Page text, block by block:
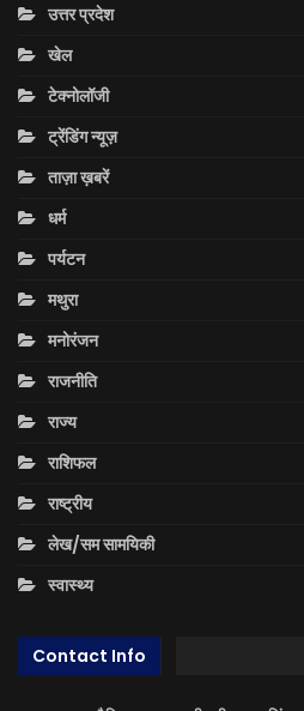
उत्तर प्रदेश
खेल
टेक्नोलॉजी
ट्रेंडिंग न्यूज़
ताज़ा ख़बरें
धर्म
पर्यटन
मथुरा
मनोरंजन
राजनीति
राज्य
राशिफल
राष्ट्रीय
लेख/सम सामयिकी
स्वास्थ्य
Contact Info